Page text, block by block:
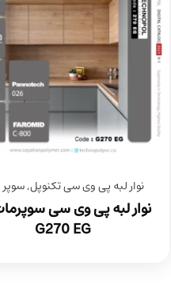
نوار لبه پی وی سی تکنوپل,
نوار لبه پی وی سی
G270 EG